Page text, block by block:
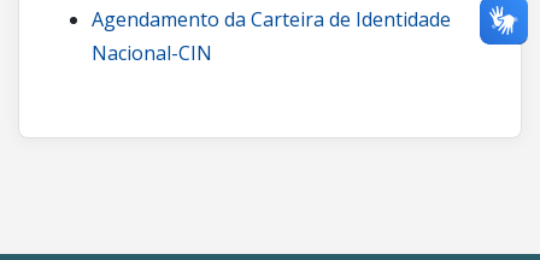
Agendamento da Carteira de Identidade
Nacional-CIN